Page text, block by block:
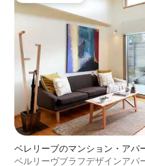
ベレリーブのマンション・アパ
ベルリーヴブラフデザインアパ